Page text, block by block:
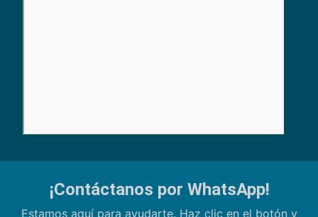
¡Contáctanos por WhatsApp!
Estamos aquí para ayudarte. Haz clic en el botón y